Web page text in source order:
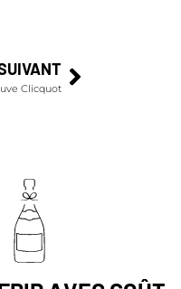
Clicquot